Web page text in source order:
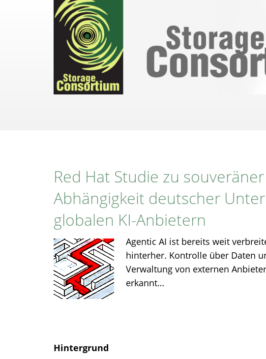
Red Hat Studie zu
Abhängigkeit deutscher
globalen KI-Anbietern​
Agentic AI ist bereits weit
hinterher​. Kontrolle über Daten
Verwaltung von externen
erkannt…
Hintergrund